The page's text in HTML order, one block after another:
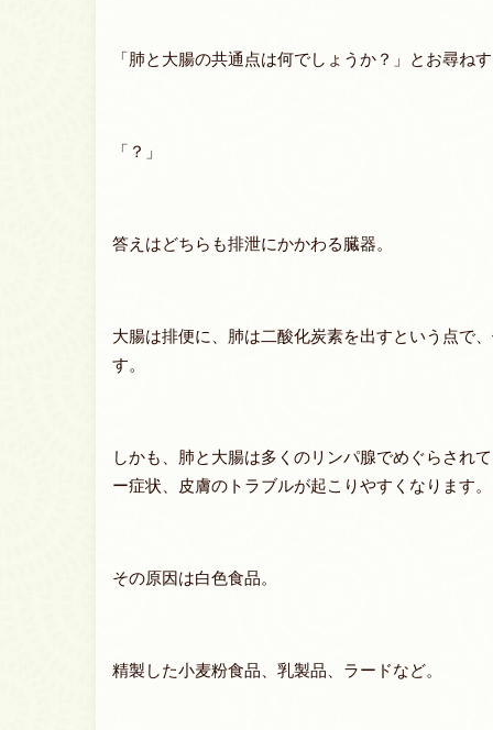
「肺と大腸の共通点は何でしょうか？」とお尋ね
「？」
答えはどちらも排泄にかかわる臓器。
大腸は排便に、肺は二酸化炭素を出すという点で
す。
しかも、肺と大腸は多くのリンパ腺でめぐらされ
ー症状、皮膚のトラブルが起こりやすくなります。
その原因は白色食品。
精製した小麦粉食品、乳製品、ラードなど。